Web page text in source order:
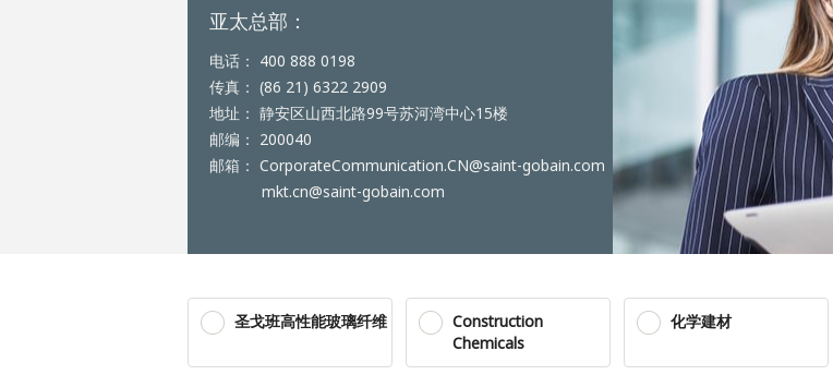
亚太总部：
电话： 400 888 0198
传真： (86 21) 6322 2909
地址： 静安区山西北路99号苏河湾中心15楼
邮编： 200040
邮箱： CorporateCommunication.CN@saint-gobain.com
mkt.cn@saint-gobain.com
圣戈班高性能玻璃纤维
Construction
Chemicals
化学建材